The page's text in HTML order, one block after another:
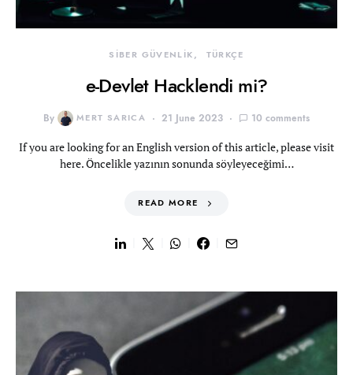
SİBER GÜVENLİK TÜRKÇE
e-Devlet Hacklendi mi?
By MERT SARICA 21 June 2023 10 comments
If you are looking for an English version of this article, please visit
here. Öncelikle yazının sonunda söyleyeceğimi…
READ MORE